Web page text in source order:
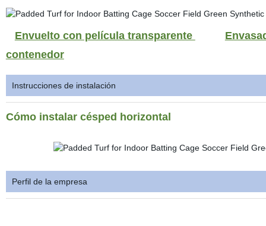
Envuelto con película transparente
contenedor
Instrucciones de instalación
Cómo instalar césped horizontal
Perfil de la empresa